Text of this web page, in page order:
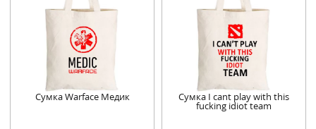
Сумка Warface Медик Сумка I cant play with this
fucking idiot team